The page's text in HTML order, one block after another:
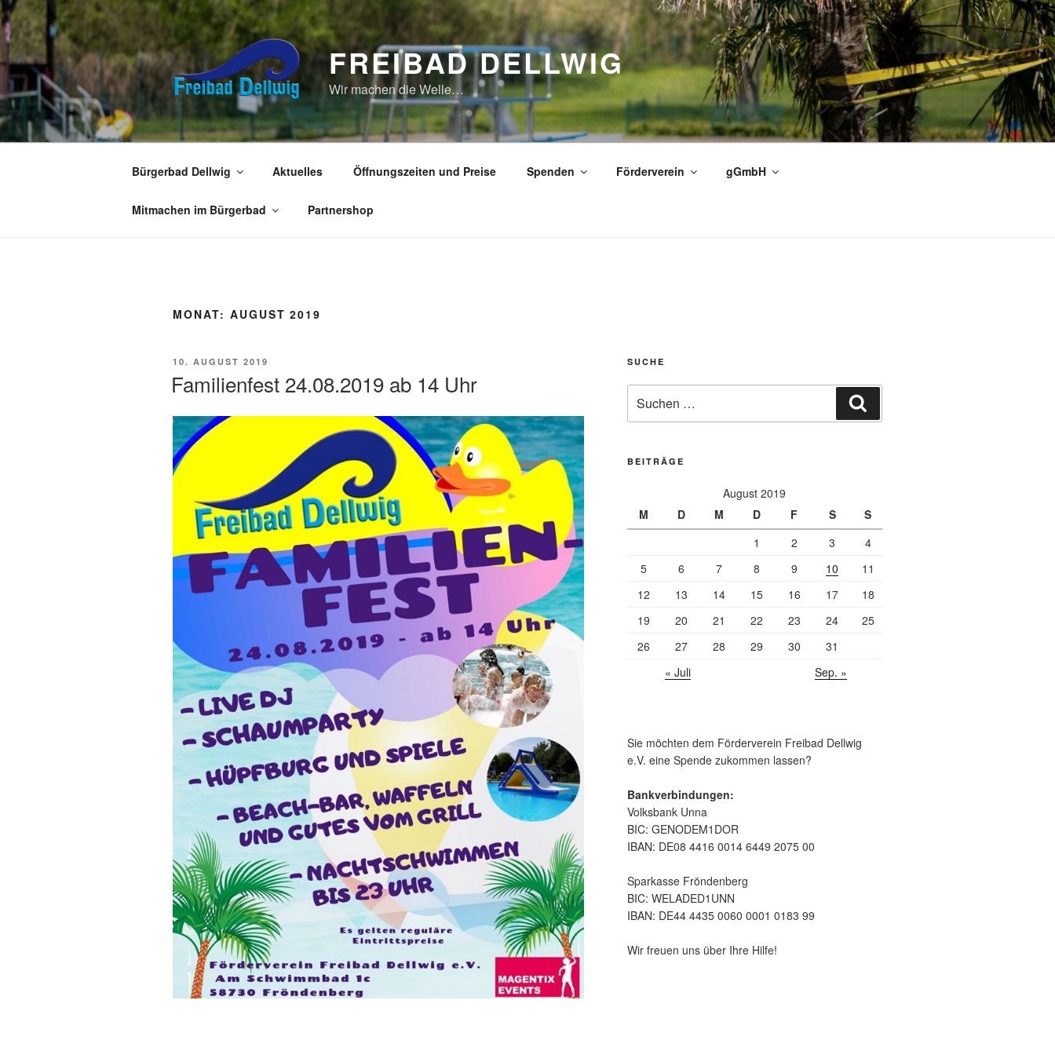
Zum
Inhalt
springen
FREIBAD DELLWIG
Wir machen die Welle…
Bürgerbad Dellwig Aktuelles Öffnungszeiten und Preise Spenden Förderverein gGmbH
Mitmachen im Bürgerbad Partnershop
MONAT: AUGUST 2019
VERÖFFENTLICHT
10. AUGUST 2019
Familienfest 24.08.2019 ab 14 Uhr
SUCHE
nach:
BEITRÄGE
August 2019
M
D M D F S
S
1
2 3
4
5
6 7 8 9 10
11
12
13 14 15 16 17
18
19
20 21 22 23 24
25
26
27 28 29 30
31
« Juli
Sep. »
Sie möchten dem Förderverein Freibad Dellwig
e.V. eine Spende zukommen lassen?
Bankverbindungen:
Volksbank Unna
BIC: GENODEM1DOR
IBAN: DE08 4416 0014 6449 2075 00
Sparkasse Fröndenberg
BIC: WELADED1UNN
IBAN: DE44 4435 0060 0001 0183 99
Wir freuen uns über Ihre Hilfe!